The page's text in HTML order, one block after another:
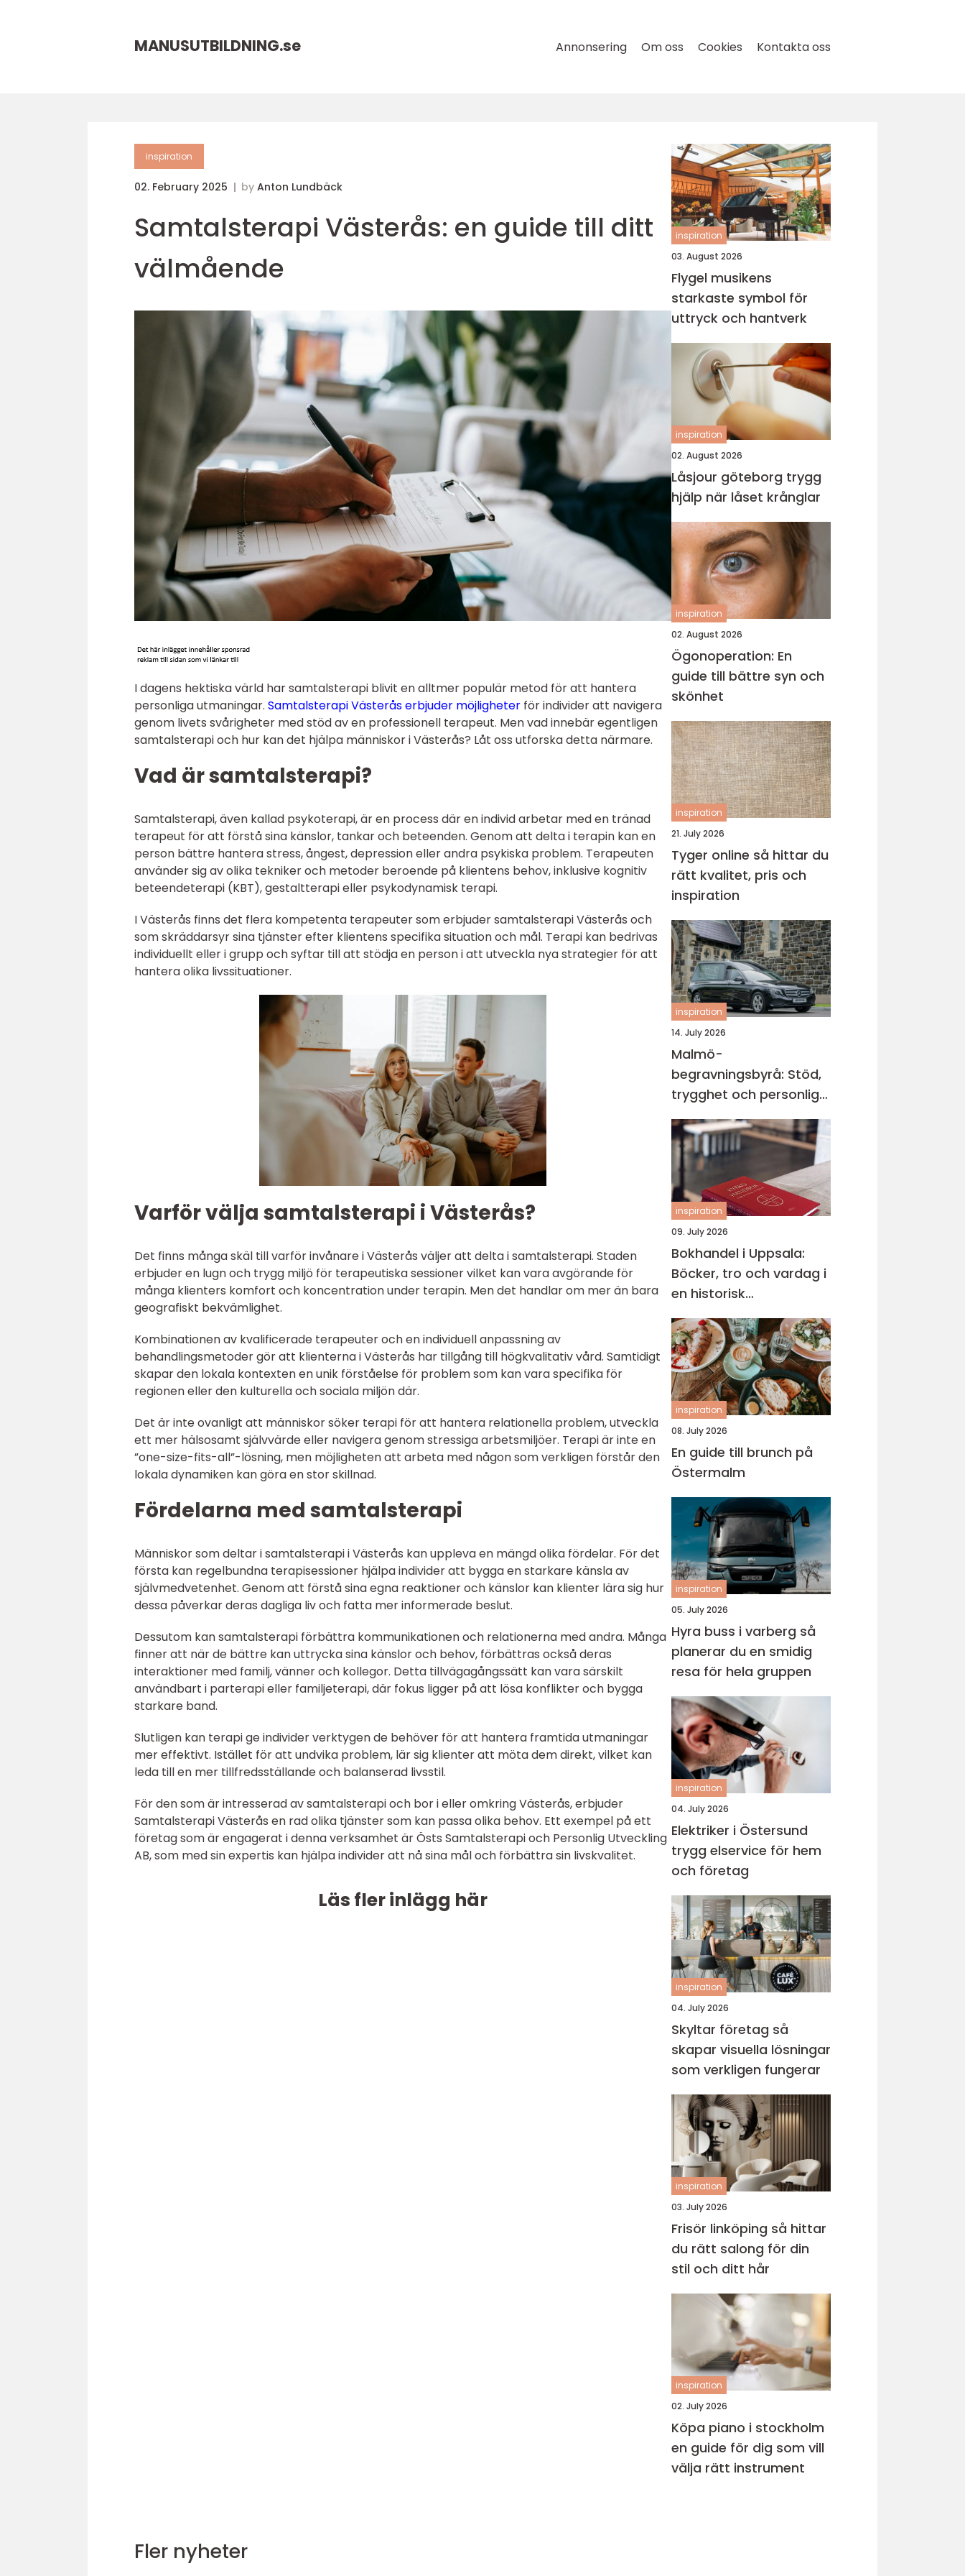
MANUSUTBILDNING.se Annonsering Om oss Cookies Kontakta oss
inspiration
02. February 2025 by Anton Lundbäck
Samtalsterapi Västerås: en guide till ditt
välmående
I dagens hektiska värld har samtalsterapi blivit en alltmer populär metod för att hantera
personliga utmaningar. Samtalsterapi Västerås erbjuder möjligheter för individer att navigera
genom livets svårigheter med stöd av en professionell terapeut. Men vad innebär egentligen
samtalsterapi och hur kan det hjälpa människor i Västerås? Låt oss utforska detta närmare.
Vad är samtalsterapi?
Samtalsterapi, även kallad psykoterapi, är en process där en individ arbetar med en tränad
terapeut för att förstå sina känslor, tankar och beteenden. Genom att delta i terapin kan en
person bättre hantera stress, ångest, depression eller andra psykiska problem. Terapeuten
använder sig av olika tekniker och metoder beroende på klientens behov, inklusive kognitiv
beteendeterapi (KBT), gestaltterapi eller psykodynamisk terapi.
I Västerås finns det flera kompetenta terapeuter som erbjuder samtalsterapi Västerås och
som skräddarsyr sina tjänster efter klientens specifika situation och mål. Terapi kan bedrivas
individuellt eller i grupp och syftar till att stödja en person i att utveckla nya strategier för att
hantera olika livssituationer.
Varför välja samtalsterapi i Västerås?
Det finns många skäl till varför invånare i Västerås väljer att delta i samtalsterapi. Staden
erbjuder en lugn och trygg miljö för terapeutiska sessioner vilket kan vara avgörande för
många klienters komfort och koncentration under terapin. Men det handlar om mer än bara
geografiskt bekvämlighet.
Kombinationen av kvalificerade terapeuter och en individuell anpassning av
behandlingsmetoder gör att klienterna i Västerås har tillgång till högkvalitativ vård. Samtidigt
skapar den lokala kontexten en unik förståelse för problem som kan vara specifika för
regionen eller den kulturella och sociala miljön där.
Det är inte ovanligt att människor söker terapi för att hantera relationella problem, utveckla
ett mer hälsosamt självvärde eller navigera genom stressiga arbetsmiljöer. Terapi är inte en
”one-size-fits-all”-lösning, men möjligheten att arbeta med någon som verkligen förstår den
lokala dynamiken kan göra en stor skillnad.
Fördelarna med samtalsterapi
Människor som deltar i samtalsterapi i Västerås kan uppleva en mängd olika fördelar. För det
första kan regelbundna terapisessioner hjälpa individer att bygga en starkare känsla av
självmedvetenhet. Genom att förstå sina egna reaktioner och känslor kan klienter lära sig hur
dessa påverkar deras dagliga liv och fatta mer informerade beslut.
Dessutom kan samtalsterapi förbättra kommunikationen och relationerna med andra. Många
finner att när de bättre kan uttrycka sina känslor och behov, förbättras också deras
interaktioner med familj, vänner och kollegor. Detta tillvägagångssätt kan vara särskilt
användbart i parterapi eller familjeterapi, där fokus ligger på att lösa konflikter och bygga
starkare band.
Slutligen kan terapi ge individer verktygen de behöver för att hantera framtida utmaningar
mer effektivt. Istället för att undvika problem, lär sig klienter att möta dem direkt, vilket kan
leda till en mer tillfredsställande och balanserad livsstil.
För den som är intresserad av samtalsterapi och bor i eller omkring Västerås, erbjuder
Samtalsterapi Västerås en rad olika tjänster som kan passa olika behov. Ett exempel på ett
företag som är engagerat i denna verksamhet är Östs Samtalsterapi och Personlig Utveckling
AB, som med sin expertis kan hjälpa individer att nå sina mål och förbättra sin livskvalitet.
Läs fler inlägg här
inspiration
03. August 2026
Flygel musikens
starkaste symbol för
uttryck och hantverk
inspiration
02. August 2026
Låsjour göteborg trygg
hjälp när låset krånglar
inspiration
02. August 2026
Ögonoperation: En
guide till bättre syn och
skönhet
inspiration
21. July 2026
Tyger online så hittar du
rätt kvalitet, pris och
inspiration
inspiration
14. July 2026
Malmö-
begravningsbyrå: Stöd,
trygghet och personliga
avsked
inspiration
09. July 2026
Bokhandel i Uppsala:
Böcker, tro och vardag i
en historisk
universitetsstad
inspiration
08. July 2026
En guide till brunch på
Östermalm
inspiration
05. July 2026
Hyra buss i varberg så
planerar du en smidig
resa för hela gruppen
inspiration
04. July 2026
Elektriker i Östersund
trygg elservice för hem
och företag
inspiration
04. July 2026
Skyltar företag så
skapar visuella lösningar
som verkligen fungerar
inspiration
03. July 2026
Frisör linköping så hittar
du rätt salong för din
stil och ditt hår
inspiration
02. July 2026
Köpa piano i stockholm
en guide för dig som vill
välja rätt instrument
Fler nyheter